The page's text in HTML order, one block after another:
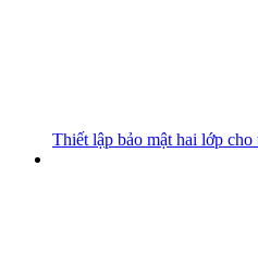
Thiết lập bảo mật hai lớp